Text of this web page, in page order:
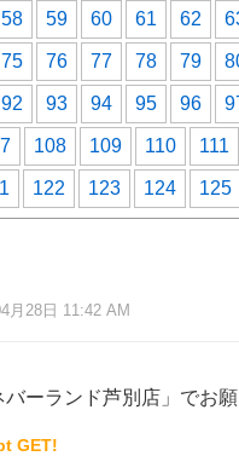
58 59 60 61 62
75 76 77 78 79
92 93 94 95 96
108 109 110 111
122 123 124 125
月28日 11:42 AM
バーランド芦別店」でお
GET!